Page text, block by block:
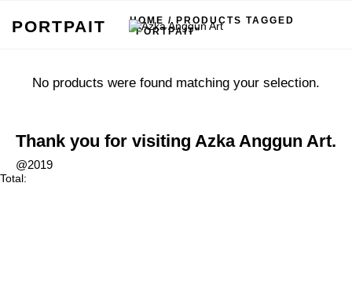
PORTPAIT HOME / PRODUCTS TAGGED
“PORTPAIT”
No products were found matching your selection.
Thank you for visiting Azka Anggun Art.
@2019
Total: